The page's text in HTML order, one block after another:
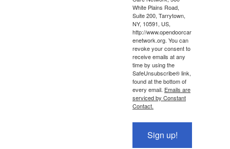
White Plains Road,
Suite 200, Tarrytown,
NY, 10591, US,
http://www.opendoorcar
enetwork.org. You can
revoke your consent to
receive emails at any
time by using the
SafeUnsubscribe® link,
found at the bottom of
every email. Emails are
serviced by Constant
Contact.
Sign up!